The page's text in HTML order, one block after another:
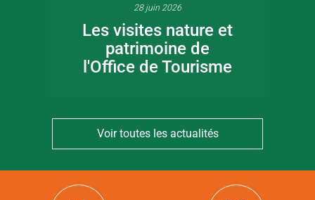
28 juin 2026
Les visites nature et
patrimoine de
l'Office de Tourisme
Voir toutes les actualités